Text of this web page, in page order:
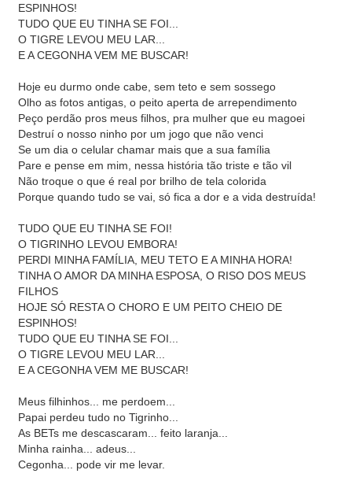
ESPINHOS!
TUDO QUE EU TINHA SE FOI...
O TIGRE LEVOU MEU LAR...
E A CEGONHA VEM ME BUSCAR!
Hoje eu durmo onde cabe, sem teto e sem sossego
Olho as fotos antigas, o peito aperta de arrependimento
Peço perdão pros meus filhos, pra mulher que eu magoei
Destruí o nosso ninho por um jogo que não venci
Se um dia o celular chamar mais que a sua família
Pare e pense em mim, nessa história tão triste e tão vil
Não troque o que é real por brilho de tela colorida
Porque quando tudo se vai, só fica a dor e a vida destruída!
TUDO QUE EU TINHA SE FOI!
O TIGRINHO LEVOU EMBORA!
PERDI MINHA FAMÍLIA, MEU TETO E A MINHA HORA!
TINHA O AMOR DA MINHA ESPOSA, O RISO DOS MEUS
FILHOS
HOJE SÓ RESTA O CHORO E UM PEITO CHEIO DE
ESPINHOS!
TUDO QUE EU TINHA SE FOI...
O TIGRE LEVOU MEU LAR...
E A CEGONHA VEM ME BUSCAR!
Meus filhinhos... me perdoem...
Papai perdeu tudo no Tigrinho...
As BETs me descascaram... feito laranja...
Minha rainha... adeus...
Cegonha... pode vir me levar.